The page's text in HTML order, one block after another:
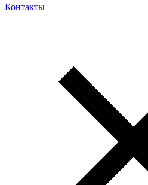
Контакты